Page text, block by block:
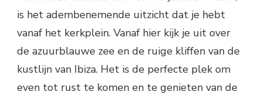
is het adembenemende uitzicht dat je hebt
vanaf het kerkplein. Vanaf hier kijk je uit over
de azuurblauwe zee en de ruige kliffen van de
kustlijn van Ibiza. Het is de perfecte plek om
even tot rust te komen en te genieten van de